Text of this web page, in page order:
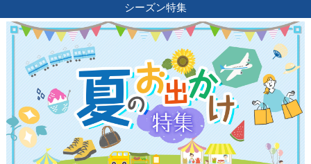
シーズン特集